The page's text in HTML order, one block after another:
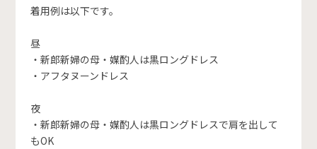
着用例は以下です。
昼
・新郎新婦の母・媒酌人は黒ロングドレス
・アフタヌーンドレス
夜
・新郎新婦の母・媒酌人は黒ロングドレスで肩を出して
もOK